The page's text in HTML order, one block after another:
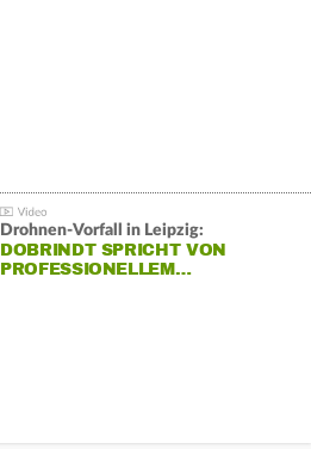
Drohnen-Vorfall in Leipzig:
DOBRINDT SPRICHT VON
PROFESSIONELLEM…